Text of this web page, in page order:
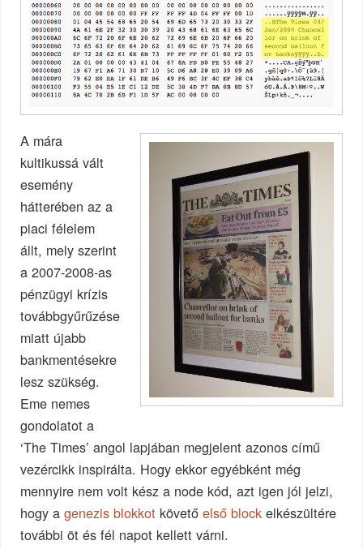
A mára
kultikussá vált
esemény
hátterében az a
piaci félelem
állt, mely szerint
a 2007-2008-as
pénzügyi krízis
továbbgyűrűzése
miatt újabb
bankmentésekre
lesz szükség.
Eme nemes
gondolatot a
‘The Times’ angol lapjában megjelent azonos című
vezércikk inspirálta. Hogy ekkor egyébként még
mennyire nem volt kész a node kód, azt igen jól jelzi,
hogy agenezis blokkot követőelső blockelkészültére
további öt és fél napot kellett várni.